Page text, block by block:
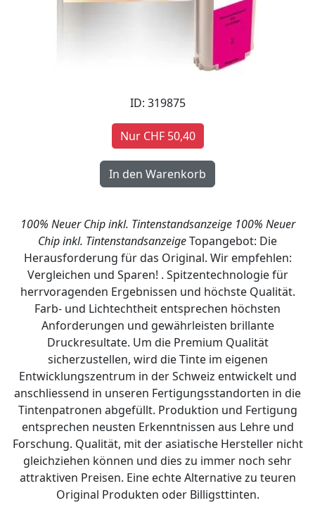
ID: 319875
Nur CHF 50,40
100% Neuer Chip inkl. Tintenstandsanzeige 100% Neuer
Chip inkl. TintenstandsanzeigeTopangebot: Die
Herausforderung für das Original. Wir empfehlen:
Vergleichen und Sparen! . Spitzentechnologie für
herrvoragenden Ergebnissen und höchste Qualität.
Farb- und Lichtechtheit entsprechen höchsten
Anforderungen und gewährleisten brillante
Druckresultate. Um die Premium Qualität
sicherzustellen, wird die Tinte im eigenen
Entwicklungszentrum in der Schweiz entwickelt und
anschliessend in unseren Fertigungsstandorten in die
Tintenpatronen abgefüllt. Produktion und Fertigung
entsprechen neusten Erkenntnissen aus Lehre und
Forschung. Qualität, mit der asiatische Hersteller nicht
gleichziehen können und dies zu immer noch sehr
attraktiven Preisen. Eine echte Alternative zu teuren
Original Produkten oder Billigsttinten.